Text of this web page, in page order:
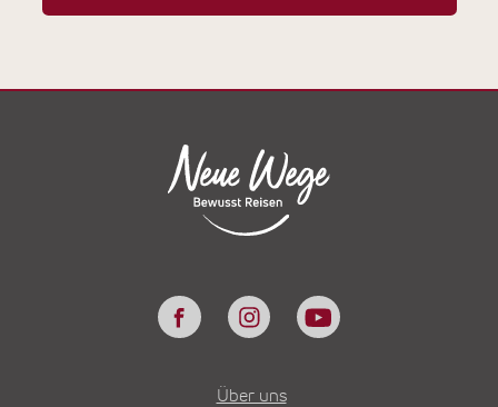
Über uns